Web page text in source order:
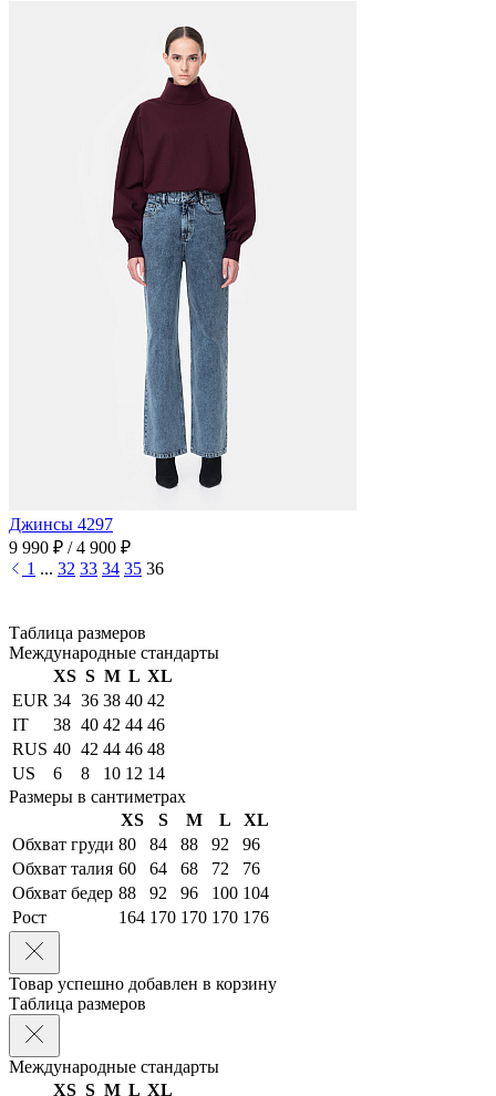
Джинсы 4297
9 990 ₽ /4 900 ₽
1 ... 32 33 34 35 36
Таблица размеров
Международные стандарты
XS S M L XL
EUR 34 36 38 40 42
IT
38 40 42 44 46
RUS 40 42 44 46 48
US
6 8 10 12 14
Размеры в сантиметрах
XS
S M L
XL
Обхват груди 80 84 88 92
96
Обхват талия 60 64 68 72
76
Обхват бедер 88 92 96 100 104
Рост
164 170 170 170 176
Товар успешно добавлен в корзину
Таблица размеров
Международные стандарты
XS S M L XL